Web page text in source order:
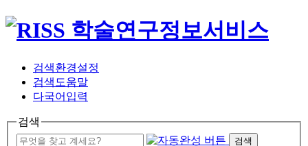
검색환경설정
검색도움말
다국어입력
검색
검색